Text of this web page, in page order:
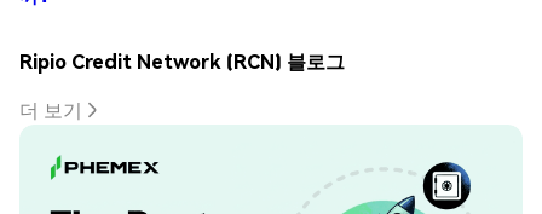
Ripio Credit Network (RCN) 블로그
더 보기